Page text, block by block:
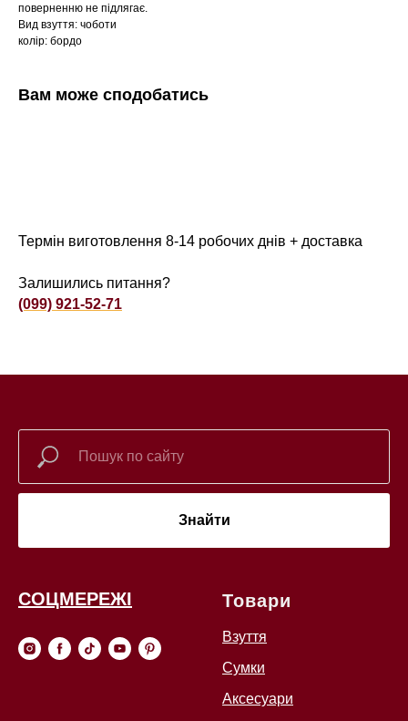
поверненню не підлягає.
Вид взуття: чоботи
колір: бордо
Вам може сподобатись
Термін виготовлення 8-14 робочих днів + доставка
Залишились питання?
(099) 921-52-71
Знайти
СОЦМЕРЕЖІ Товари
Взуття
Сумки
Аксесуари